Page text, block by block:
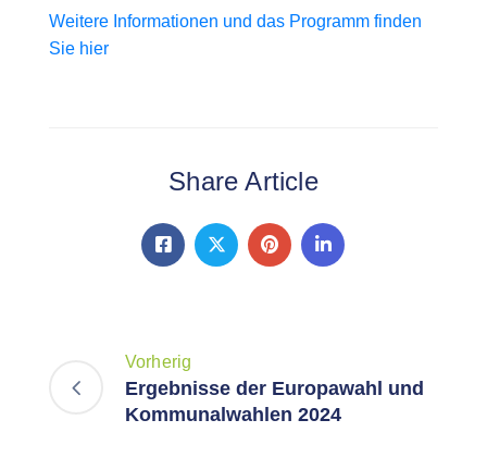
Weitere Informationen und das Programm finden
Sie hier
Share Article
Vorherig
Ergebnisse der Europawahl und
Kommunalwahlen 2024